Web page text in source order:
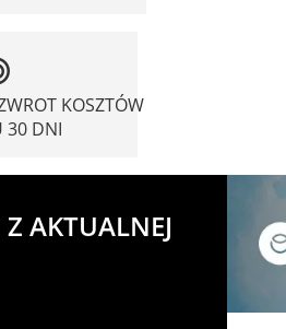
KOSZTÓW
30 DNI
Z AKTUALNEJ